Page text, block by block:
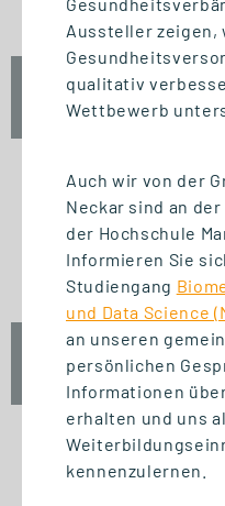
Fr., 25. September
12:30 Uhr
START STUDIENGANG
Fr., 25. September 2026
10:00 Uhr
Aussteller zeigen,
qualitativ
Wettbewerb
Auch wir von der
Neckar sind an
der Hochschule
Informieren Sie
Studiengang
und Data Science
an unseren
persönlichen
Informationen
erhalten und uns
kennenzulernen.